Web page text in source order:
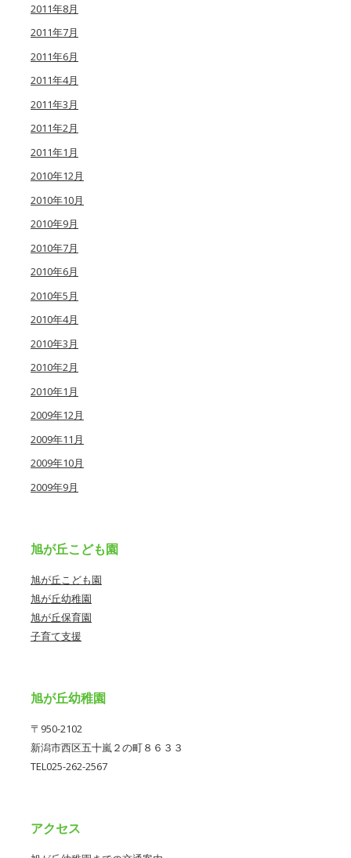
2011年8月
2011年7月
2011年6月
2011年4月
2011年3月
2011年2月
2011年1月
2010年12月
2010年10月
2010年9月
2010年7月
2010年6月
2010年5月
2010年4月
2010年3月
2010年2月
2010年1月
2009年12月
2009年11月
2009年10月
2009年9月
旭が丘こども園
旭が丘こども園
旭が丘幼稚園
旭が丘保育園
子育て支援
旭が丘幼稚園
〒950-2102
新潟市西区五十嵐２の町８６３３
TEL025-262-2567
アクセス